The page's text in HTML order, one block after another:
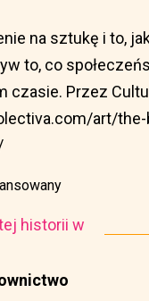
na sztukę i to,
to, co
czasie. Przez
art/the-
historii w